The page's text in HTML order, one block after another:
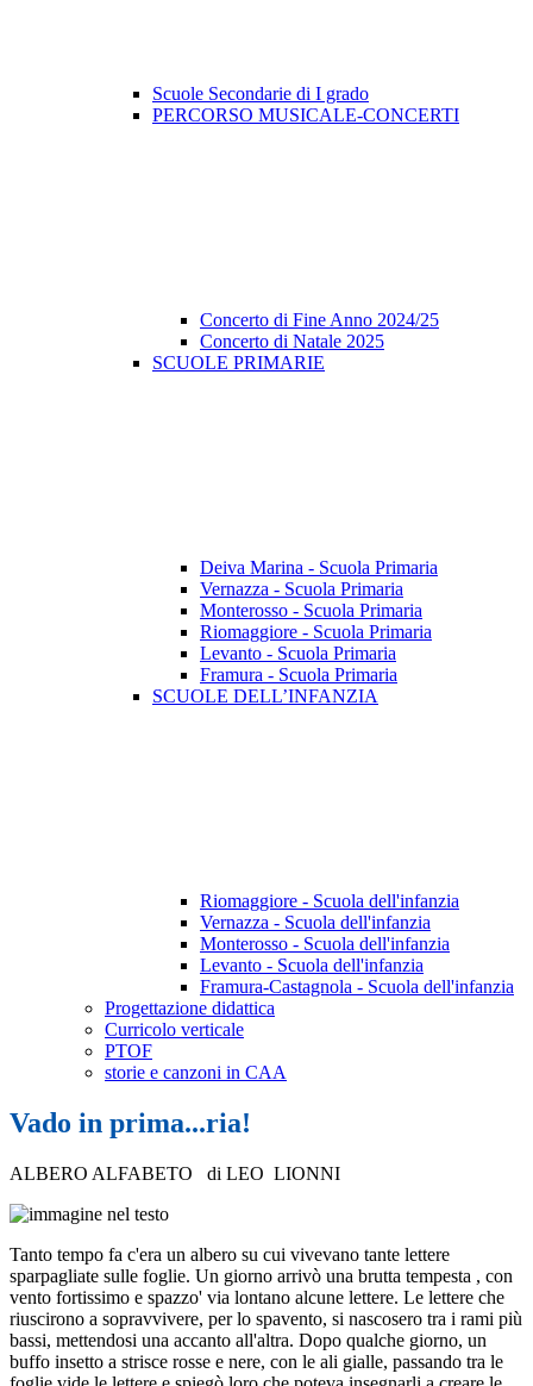
Scuole Secondarie di I grado
PERCORSO MUSICALE-CONCERTI
Concerto di Fine Anno 2024/25
Concerto di Natale 2025
SCUOLE PRIMARIE
Deiva Marina - Scuola Primaria
Vernazza - Scuola Primaria
Monterosso - Scuola Primaria
Riomaggiore - Scuola Primaria
Levanto - Scuola Primaria
Framura - Scuola Primaria
SCUOLE DELL’INFANZIA
Riomaggiore - Scuola dell'infanzia
Vernazza - Scuola dell'infanzia
Monterosso - Scuola dell'infanzia
Levanto - Scuola dell'infanzia
Framura-Castagnola - Scuola dell'infanzia
Progettazione didattica
Curricolo verticale
PTOF
storie e canzoni in CAA
Vado in prima...ria!
ALBERO ALFABETO di LEO LIONNI
Tanto tempo fa c'era un albero su cui vivevano tante lettere
sparpagliate sulle foglie. Un giorno arrivò una brutta tempesta , con
vento fortissimo e spazzo' via lontano alcune lettere. Le lettere che
riuscirono a sopravvivere, per lo spavento, si nascosero tra i rami più
bassi, mettendosi una accanto all'altra. Dopo qualche giorno, un
buffo insetto a strisce rosse e nere, con le ali gialle, passando tra le